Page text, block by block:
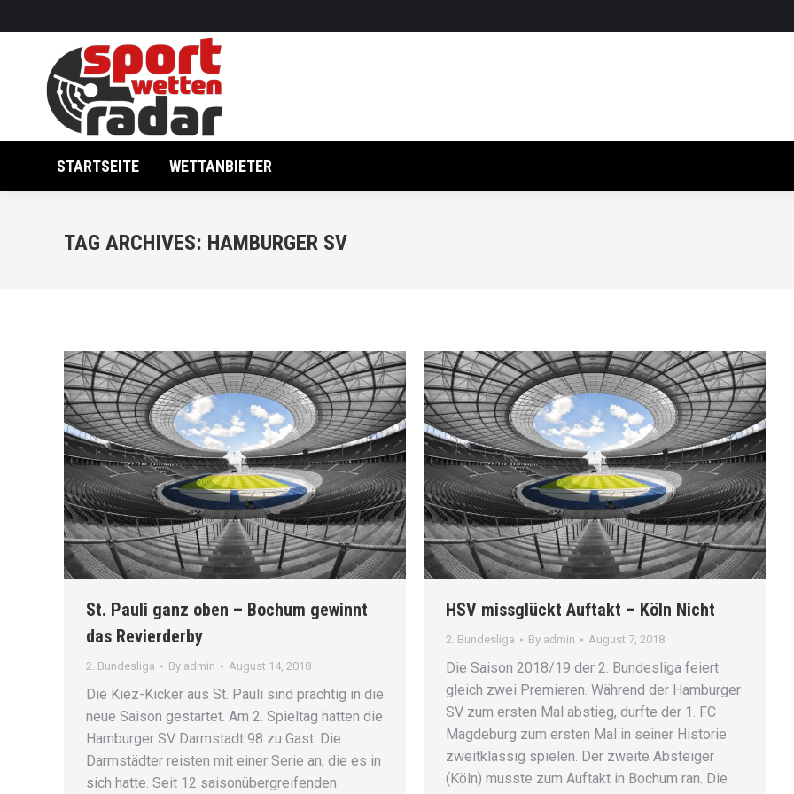
STARTSEITE WETTANBIETER
TAG ARCHIVES: HAMBURGER SV
St. Pauli ganz oben – Bochum gewinnt
das Revierderby
2. Bundesliga By admin August 14, 2018
Die Kiez-Kicker aus St. Pauli sind prächtig in die
neue Saison gestartet. Am 2. Spieltag hatten die
Hamburger SV Darmstadt 98 zu Gast. Die
Darmstädter reisten mit einer Serie an, die es in
sich hatte. Seit 12 saisonübergreifenden
HSV missglückt Auftakt – Köln Nicht
2. Bundesliga By admin August 7, 2018
Die Saison 2018/19 der 2. Bundesliga feiert
gleich zwei Premieren. Während der Hamburger
SV zum ersten Mal abstieg, durfte der 1. FC
Magdeburg zum ersten Mal in seiner Historie
zweitklassig spielen. Der zweite Absteiger
(Köln) musste zum Auftakt in Bochum ran. Die